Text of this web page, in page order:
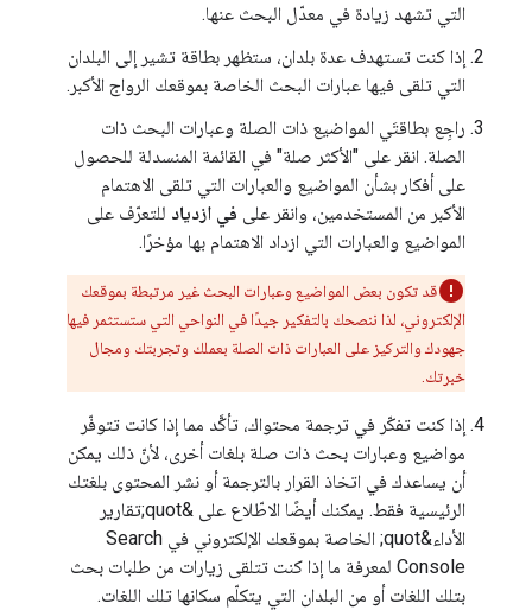
التي تشهد زيادة في معدّل البحث عنها.
إذا كنت تستهدف عدة بلدان، ستظهر بطاقة تشير إلى البلدان
التي تلقى فيها عبارات البحث الخاصة بموقعك الرواج الأكبر.
راجِع بطاقتَي المواضيع ذات الصلة وعبارات البحث ذات
الصلة. انقر على "الأكثر صلة" في القائمة المنسدلة للحصول
على أفكار بشأن المواضيع والعبارات التي تلقى الاهتمام
الأكبر من المستخدمين، وانقر على في ازدياد للتعرّف على
المواضيع والعبارات التي ازداد الاهتمام بها مؤخرًا.
قد تكون بعض المواضيع وعبارات البحث غير مرتبطة بموقعك
الإلكتروني، لذا ننصحك بالتفكير جيدًا في النواحي التي ستستثمر فيها
جهودك والتركيز على العبارات ذات الصلة بعملك وتجربتك ومجال
خبرتك.
إذا كنت تفكّر في ترجمة محتواك، تأكَّد مما إذا كانت تتوفّر
مواضيع وعبارات بحث ذات صلة بلغات أخرى، لأنّ ذلك يمكن
أن يساعدك في اتخاذ القرار بالترجمة أو نشر المحتوى بلغتك
الرئيسية فقط. يمكنك أيضًا الاطّلاع على &quot;تقارير
الأداء&quot; الخاصة بموقعك الإلكتروني في Search
Console لمعرفة ما إذا كنت تتلقى زيارات من طلبات بحث
بتلك اللغات أو من البلدان التي يتكلّم سكانها تلك اللغات.